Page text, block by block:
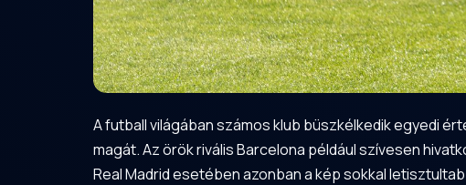
A futball világában számos klub büszkélkedik egyedi
magát. Az örök rivális Barcelona például szívesen
Real Madrid esetében azonban a kép sokkal